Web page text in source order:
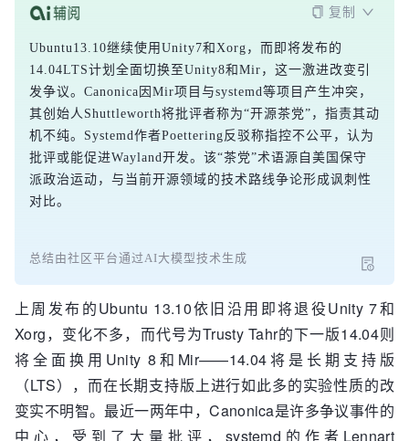
复制
Ubuntu13.10继续使用Unity7和Xorg，而即将发布的
14.04LTS计划全面切换至Unity8和Mir，这一激进改变引
发争议。Canonica因Mir项目与systemd等项目产生冲突，
其创始人Shuttleworth将批评者称为“开源茶党”，指责其动
机不纯。Systemd作者Poettering反驳称指控不公平，认为
批评或能促进Wayland开发。该“茶党”术语源自美国保守
派政治运动，与当前开源领域的技术路线争论形成讽刺性
对比。
总结由社区平台通过AI大模型技术生成
上周发布的Ubuntu 13.10依旧沿用即将退役Unity 7和
Xorg，变化不多，而代号为Trusty Tahr的下一版14.04则
将全面换用Unity 8和Mir——14.04将是长期支持版
（LTS），而在长期支持版上进行如此多的实验性质的改
变实不明智。最近一两年中，Canonica是许多争议事件的
中心，受到了大量批评，systemd的作者Lennart